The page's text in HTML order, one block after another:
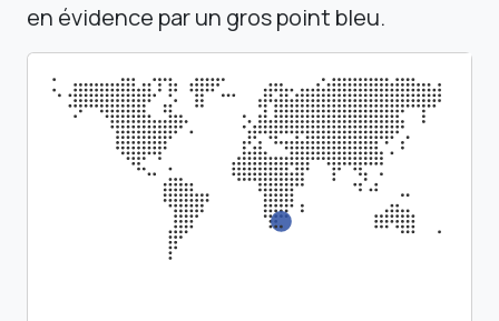
en évidence par un gros point bleu.